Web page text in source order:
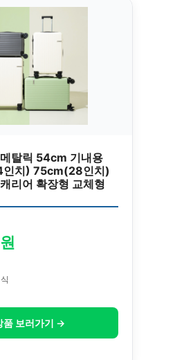
탈릭 54cm 기내용
치) 75cm(28인치)
리어 확장형 교체형
품 보러가기 →